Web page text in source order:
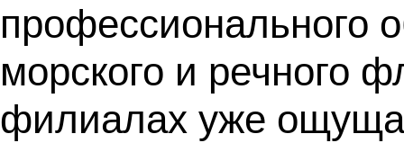
профессионального
морского и речного
филиалах уже